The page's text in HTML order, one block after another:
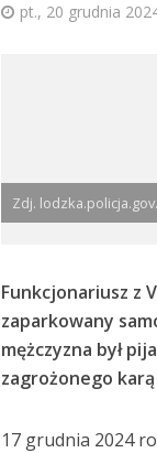
pt., 20 grudnia
Zdj.
Funkcjonariusz z
zaparkowany
mężczyzna był
zagrożonego
17 grudnia 2024